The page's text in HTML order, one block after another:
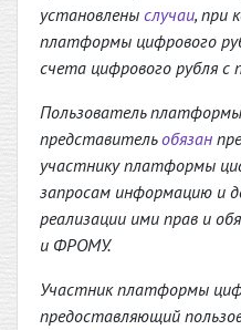
установлены случаи, при
платформы цифрового
счета цифрового рубля
Пользователь
представительобязан
участнику платформы
запросам информацию и
реализации ими прав и
и ФРОМУ.
Участник платформы
предоставляющий